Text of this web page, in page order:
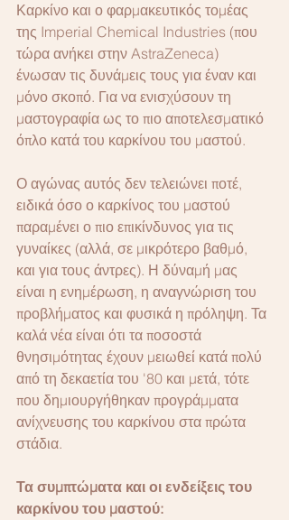
Καρκίνο και ο φαρμακευτικός τομέας
της Imperial Chemical Industries (που
τώρα ανήκει στην AstraZeneca)
ένωσαν τις δυνάμεις τους για έναν και
μόνο σκοπό. Για να ενισχύσουν τη
μαστογραφία ως το πιο αποτελεσματικό
όπλο κατά του καρκίνου του μαστού.
Ο αγώνας αυτός δεν τελειώνει ποτέ,
ειδικά όσο ο καρκίνος του μαστού
παραμένει ο πιο επικίνδυνος για τις
γυναίκες (αλλά, σε μικρότερο βαθμό,
και για τους άντρες). Η δύναμή μας
είναι η ενημέρωση, η αναγνώριση του
προβλήματος και φυσικά η πρόληψη. Τα
καλά νέα είναι ότι τα ποσοστά
θνησιμότητας έχουν μειωθεί κατά πολύ
από τη δεκαετία του '80 και μετά, τότε
που δημιουργήθηκαν προγράμματα
ανίχνευσης του καρκίνου στα πρώτα
στάδια.
Τα συμπτώματα και οι ενδείξεις του
καρκίνου του μαστού: